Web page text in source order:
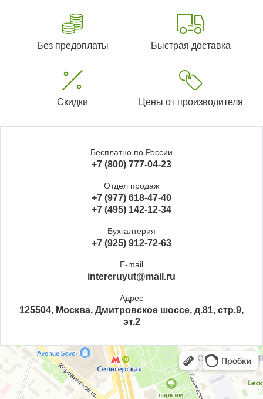
Без предоплаты Быстрая доставка
Скидки Цены от производителя
Бесплатно по России
+7 (800) 777-04-23
Отдел продаж
+7 (977) 618-47-40
+7 (495) 142-12-34
Бухгалтерия
+7 (925) 912-72-63
E-mail
intereruyut@mail.ru
Адрес
125504, Москва, Дмитровское шоссе, д.81, стр.9,
эт.2